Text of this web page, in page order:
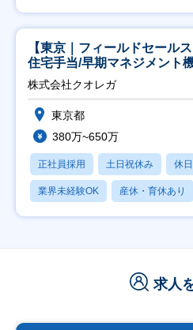
【東京｜フィールドセール
住宅手当/早期マネジメント
株式会社クオレガ
東京都
380万~650万
正社員採用 土日祝休み 休
業界未経験OK 産休・育休あり
求人